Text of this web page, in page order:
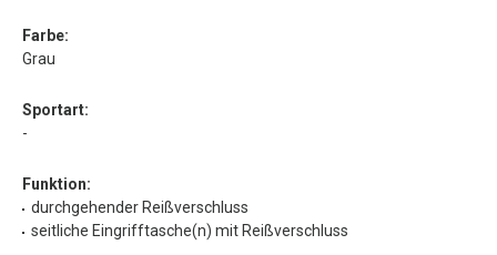
Farbe:
Grau
Sportart:
-
Funktion:
durchgehender Reißverschluss
seitliche Eingrifftasche(n) mit Reißverschluss